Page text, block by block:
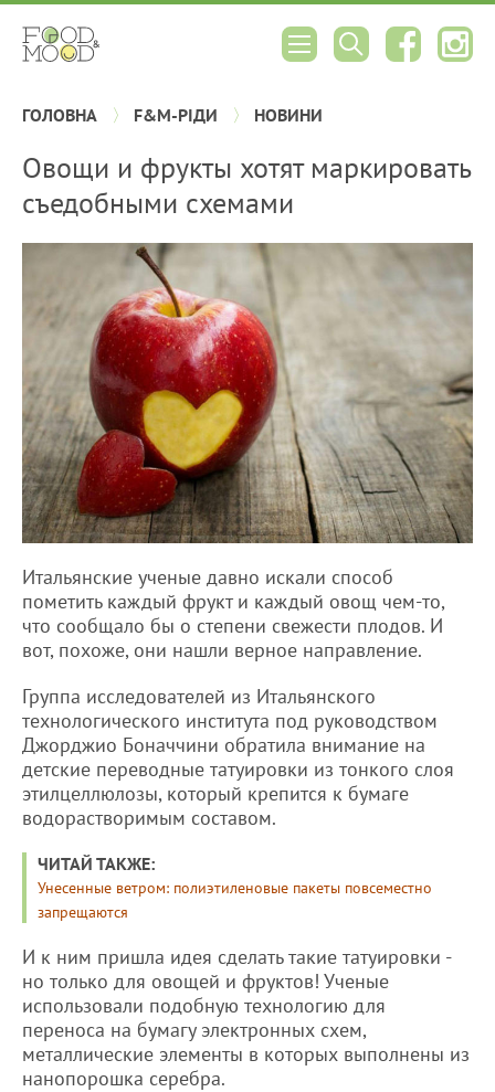
ГОЛОВНА F&M-РІДИ НОВИНИ
Овощи и фрукты хотят маркировать
съедобными схемами
Итальянские ученые давно искали способ
пометить каждый фрукт и каждый овощ чем-то,
что сообщало бы о степени свежести плодов. И
вот, похоже, они нашли верное направление.
Группа исследователей из Итальянского
технологического института под руководством
Джорджио Боначчини обратила внимание на
детские переводные татуировки из тонкого слоя
этилцеллюлозы, который крепится к бумаге
водорастворимым составом.
ЧИТАЙ ТАКЖЕ:
Унесенные ветром: полиэтиленовые пакеты повсеместно
запрещаются
И к ним пришла идея сделать такие татуировки -
но только для овощей и фруктов! Ученые
использовали подобную технологию для
переноса на бумагу электронных схем,
металлические элементы в которых выполнены из
нанопорошка серебра.